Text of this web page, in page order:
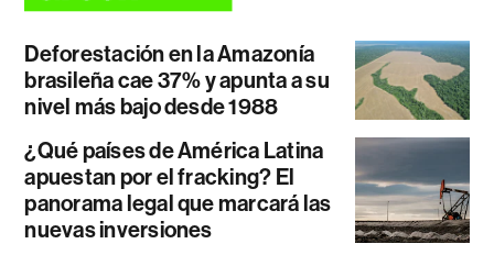
Deforestación en la Amazonía
brasileña cae 37% y apunta a su
nivel más bajo desde 1988
¿Qué países de América Latina
apuestan por el fracking? El
panorama legal que marcará las
nuevas inversiones